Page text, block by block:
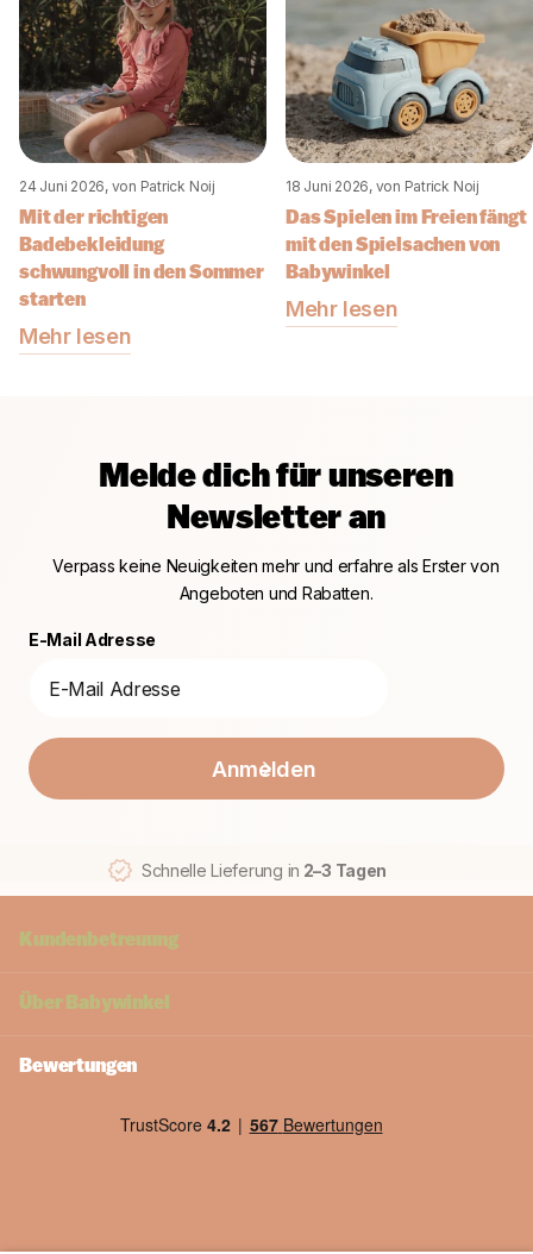
24 Juni 2026, von Patrick Noij
Mit der richtigen
Badebekleidung
schwungvoll in den Sommer
starten
Mehr lesen
18 Juni 2026, von Patrick Noij
Das Spielen im Freien fängt
mit den Spielsachen von
Babywinkel
Mehr lesen
Melde dich für unseren
Newsletter an
Verpass keine Neuigkeiten mehr und erfahre als Erster von
Angeboten und Rabatten.
E-Mail Adresse
Anmelden
Schnelle Lieferung in 2–3 Tagen
Kundenbetreuung
Über Babywinkel
Bewertungen